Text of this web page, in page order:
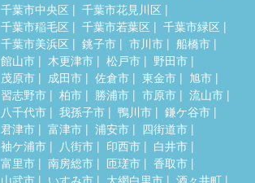
千葉市中央区
千葉市花見川区
千葉市稲毛区
千葉市若葉区
千葉市緑区
千葉市美浜区
銚子市 市川市
船橋市
館山市
木更津市 松戸市
野田市
茂原市
成田市 佐倉市 東金市
旭市
習志野市
柏市 勝浦市 市原市
流山市
八千代市
我孫子市 鴨川市
鎌ケ谷市
君津市
富津市 浦安市
四街道市
袖ケ浦市
八街市 印西市
白井市
富里市
南房総市 匝瑳市
香取市
山武市
いすみ市 大網白里市
酒々井町